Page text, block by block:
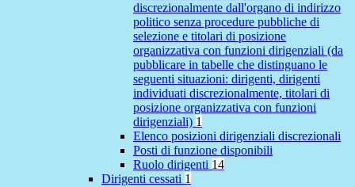
discrezionalmente dall'organo di indirizzo
politico senza procedure pubbliche di
selezione e titolari di posizione
organizzativa con funzioni dirigenziali (da
pubblicare in tabelle che distinguano le
seguenti situazioni: dirigenti, dirigenti
individuati discrezionalmente, titolari di
posizione organizzativa con funzioni
dirigenziali) 1
Elenco posizioni dirigenziali discrezionali
Posti di funzione disponibili
Ruolo dirigenti 14
Dirigenti cessati 1